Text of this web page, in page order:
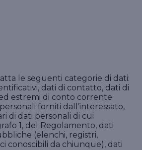
le seguenti categorie di dati:
dati di contatto, dati di
estremi di conto corrente
forniti dall’interessato,
di dati personali di cui
1, del Regolamento, dati
(elenchi, registri,
conoscibili da chiunque), dati